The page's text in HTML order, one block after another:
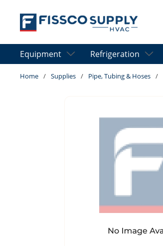
Skip to main content
Equipment Refrigeration
Home / Supplies / Pipe, Tubing & Hoses /